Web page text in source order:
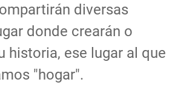
diversas
donde crearán o
historia, ese lugar al que
"hogar".